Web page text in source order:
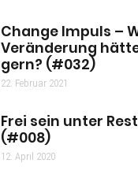
Change Impuls –
Veränderung
gern? (#032)
22. Februar 2021
Frei sein unter
(#008)
12. April 2020